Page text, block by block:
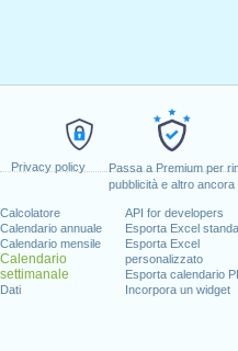
Privacy policy
Passa a Premium per
pubblicità e altro ancora
Calcolatore
Calendario annuale
Calendario mensile
Calendario
settimanale
Dati
API for developers
Esporta Excel
Esporta Excel
personalizzato
Esporta calendario
Incorpora un widget